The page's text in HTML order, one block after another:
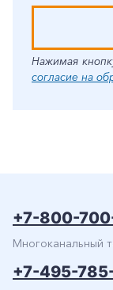
Нажимая
согласие на
+7-800-
Многоканальный
+7-495-